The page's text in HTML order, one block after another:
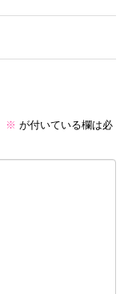
※ が付いている欄は必